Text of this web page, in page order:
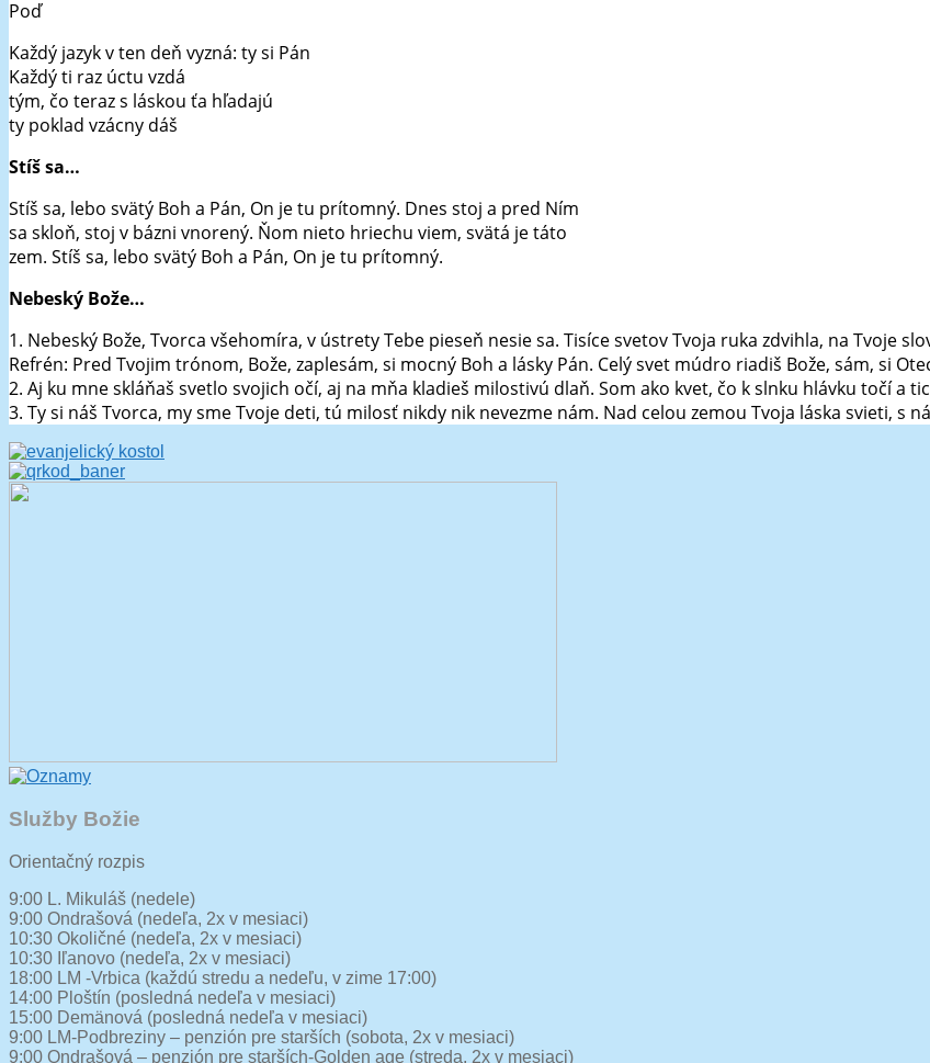
Poď
Každý jazyk v ten deň vyzná: ty si Pán
Každý ti raz úctu vzdá
tým, čo teraz s láskou ťa hľadajú
ty poklad vzácny dáš
Stíš sa…
Stíš sa, lebo svätý Boh a Pán, On je tu prítomný. Dnes stoj a pred Ním
sa skloň, stoj v bázni vnorený. Ňom nieto hriechu viem, svätá je táto
zem. Stíš sa, lebo svätý Boh a Pán, On je tu prítomný.
Nebeský Bože…
1. Nebeský Bože, Tvorca všehomíra, v ústrety Tebe pieseň nesie sa. Tisíce svetov Tvoja ruka zdvihla, na Tvoje
Refrén: Pred Tvojim trónom, Bože, zaplesám, si mocný Boh a lásky Pán. Celý svet múdro riadiš Bože, sám, si
2. Aj ku mne skláňaš svetlo svojich očí, aj na mňa kladieš milostivú dlaň. Som ako kvet, čo k slnku hlávku točí a
3. Ty si náš Tvorca, my sme Tvoje deti, tú milosť nikdy nik nevezme nám. Nad celou zemou Tvoja láska svieti, s
Služby Božie
Orientačný rozpis
9:00 L. Mikuláš (nedele)
9:00 Ondrašová (nedeľa, 2x v mesiaci)
10:30 Okoličné (nedeľa, 2x v mesiaci)
10:30 Iľanovo (nedeľa, 2x v mesiaci)
18:00 LM -Vrbica (každú stredu a nedeľu, v zime 17:00)
14:00 Ploštín (posledná nedeľa v mesiaci)
15:00 Demänová (posledná nedeľa v mesiaci)
9:00 LM-Podbreziny – penzión pre starších (sobota, 2x v mesiaci)
9:00 Ondrašová – penzión pre starších-Golden age (streda, 2x v mesiaci)